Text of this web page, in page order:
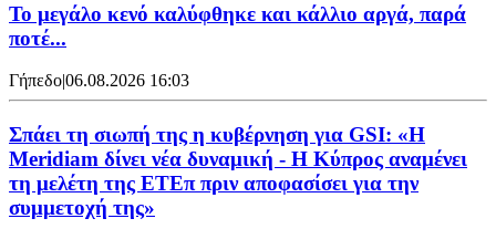
Το μεγάλο κενό καλύφθηκε και κάλλιο αργά, παρά
ποτέ...
Γήπεδο|06.08.2026 16:03
Σπάει τη σιωπή της η κυβέρνηση για GSI: «Η
Meridiam δίνει νέα δυναμική - Η Κύπρος αναμένει
τη μελέτη της ΕΤΕπ πριν αποφασίσει για την
συμμετοχή της»